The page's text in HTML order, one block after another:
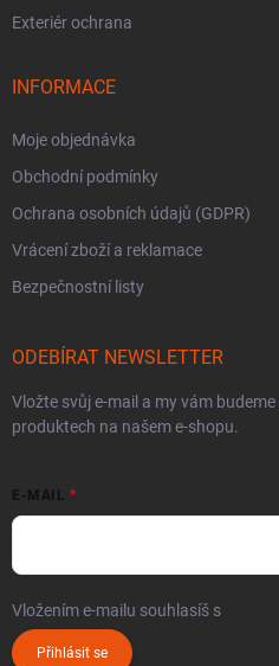
Exteriér ochrana
INFORMACE
Moje objednávka
Obchodní podmínky
Ochrana osobních údajů (GDPR)
Vrácení zboží a reklamace
Bezpečnostní listy
ODEBÍRAT NEWSLETTER
Vložte svůj e-mail a my vám
produktech na našem e-shopu.
E-MAIL
Vložením e-mailu souhlasíš s
Přihlásit se